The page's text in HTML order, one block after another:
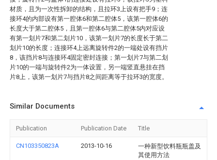
材质，且为一次性拆卸的结构，且拉环3上设有把手9；连
接环4的内部设有第一腔体6和第二腔体5，该第一腔体6的
长度大于第二腔体5，且第一腔体6与第二腔体5内对应设
有第一划片7和第二划片10，该第一划片7的长度长于第二
划片10的长度；连接环4上远离旋转件2的一端处设有挡片
8，该挡片8与连接环4固定密封连接；第一划片7与第二划
片10的一端与旋转件2为一体设置，另一端竖直悬挂在挡
片8上，该第一划片7与挡片8之间距离等于拉环3的宽度。
Similar Documents
Publication Publication Date Title
CN103350823A 2013-10-16
一种新型饮料瓶瓶盖及
其使用方法